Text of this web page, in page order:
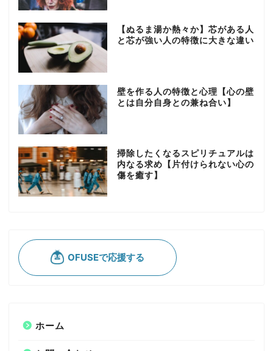
【ぬるま湯か熱々か】芯がある人
と芯が強い人の特徴に大きな違い
壁を作る人の特徴と心理【心の壁
とは自分自身との兼ね合い】
掃除したくなるスピリチュアルは
内なる求め【片付けられない心の
傷を癒す】
ホーム